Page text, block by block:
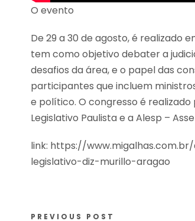
O evento
De 29 a 30 de agosto, é realizado
tem como objetivo debater a
desafios da área, e o papel das
participantes que incluem
e político. O congresso é realizado
Legislativo Paulista e a Alesp –
link: https://
legislativo-diz-murillo-aragao
PREVIOUS POST